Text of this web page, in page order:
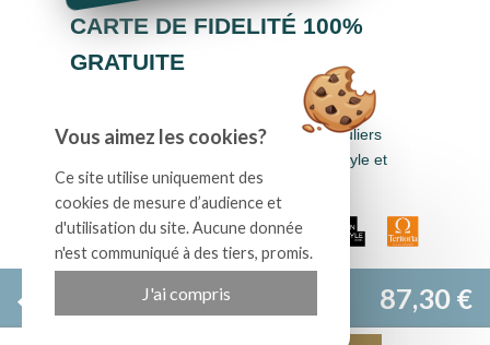
CARTE DE FIDELITÉ 100%
GRATUITE
Cumulez des euros dans tous les hôtels-
restaurants Logis Hôtels, Cit'Hotel, Singuliers
Hôtels, Demeures & Châteaux, Urban Style et
Auberge de Pays.
Site officiel 87,30 €
Vous aimez les cookies?
Ce site utilise uniquement des
cookies de mesure d’audience et
d'utilisation du site. Aucune donnée
n'est communiqué à des tiers, promis.
J'ai compris